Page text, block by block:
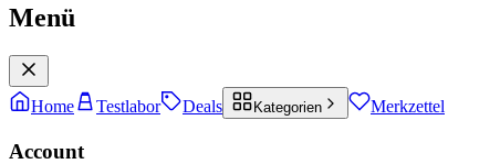
Menü
Home Testlabor Deals Kategorien Merkzettel
Account